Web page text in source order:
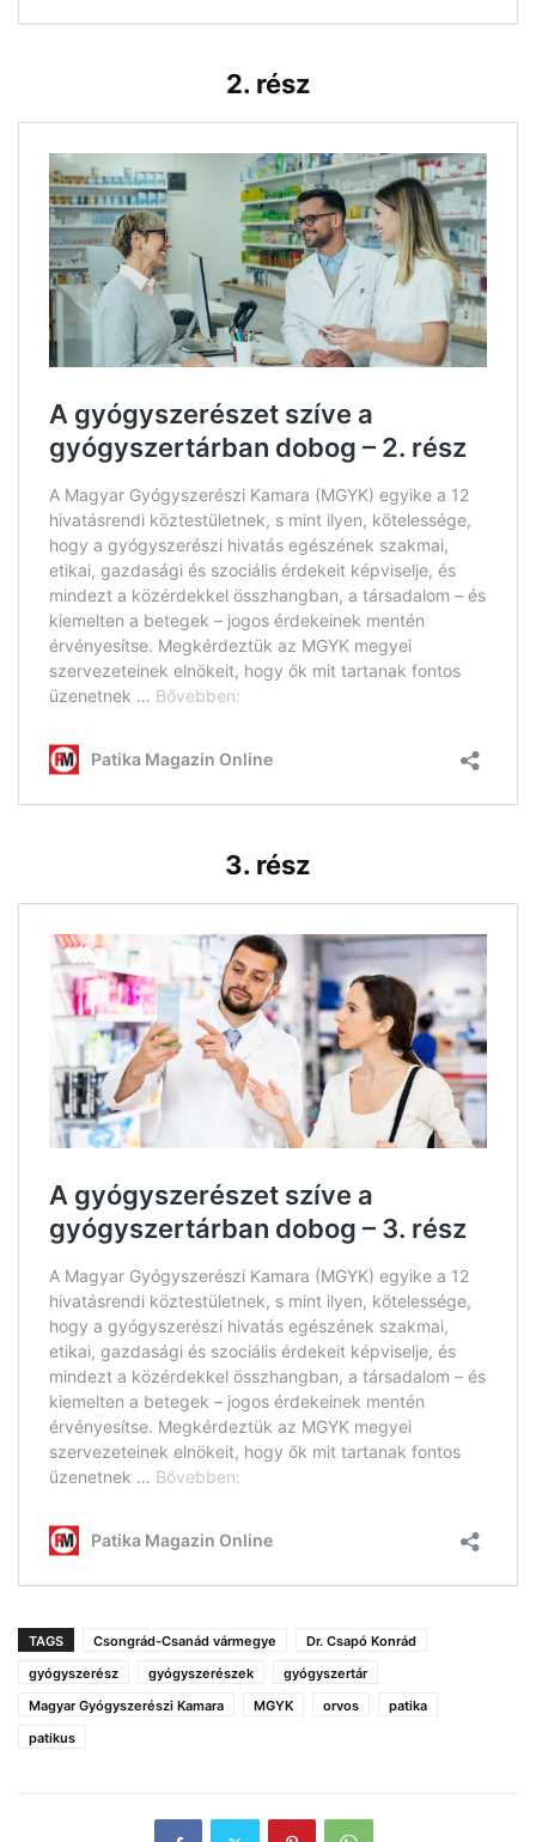
2. rész
3. rész
TAGS Csongrád-Csanád vármegye
Dr. Csapó Konrád
gyógyszerész
gyógyszerészek
gyógyszertár
Magyar Gyógyszerészi Kamara
MGYK orvos
patika
patikus